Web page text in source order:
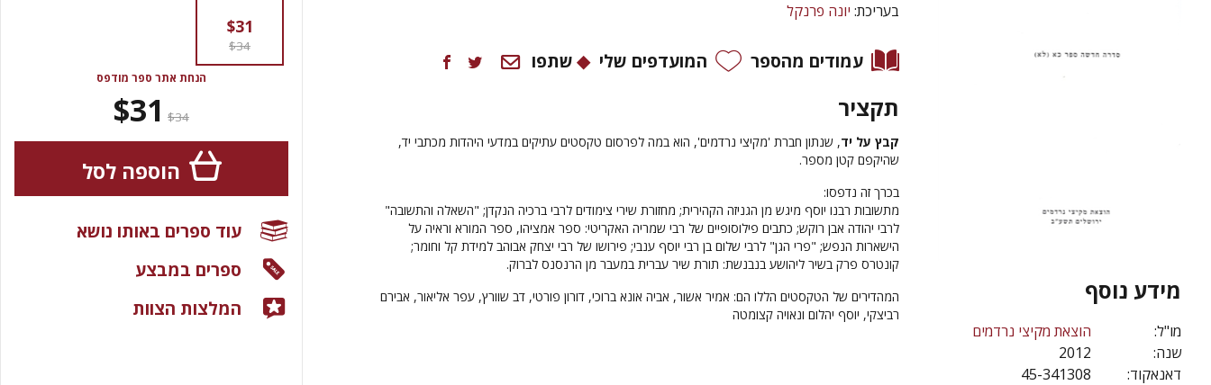
מידע נוסף
מו"ל:
הוצאת מקיצי נרדמים
שנה:
2012
דאנאקוד:
45-341308
בעריכת: יונה פרנקל
עמודים מהספר המועדפים שלי שתפו
תקציר
קבץ על יד, שנתון חברת 'מקיצי נרדמים', הוא במה לפרסום טקסטים עתיקים במדעי היהדות מכתבי יד,
שהיקפם קטן מספר.
בכרך זה נדפסו:
מתשובות רבנו יוסף מיגש מן הגניזה הקהירית; מחזורת שירי צימודים לרבי ברכיה הנקדן; "השאלה והתשובה"
לרבי יהודה אבן רוקש; כתבים פילוסופיים של רבי שמריה האקריטי: ספר אמציהו, ספר המורא וראיה על
הישארות הנפש; "פרי הגן" לרבי שלום בן רבי יוסף ענבי; פירושו של רבי יצחק אבוהב למידת קל וחומר;
קונטרס פרק בשיר ליהושע בנבנשת: תורת שיר עברית במעבר מן הרנסנס לברוק.
המהדירים של הטקסטים הללו הם: אמיר אשור, אביה אונא ברוכי, דורון פורטי, דב שוורץ, עפר אליאור, אבירם
רביצקי, יוסף יהלום ונאויה קצומטה
$31
$34
הנחת אתר ספר מודפס
$34
$31
הוספה לסל
עוד ספרים באותו נושא
ספרים במבצע
המלצות הצוות